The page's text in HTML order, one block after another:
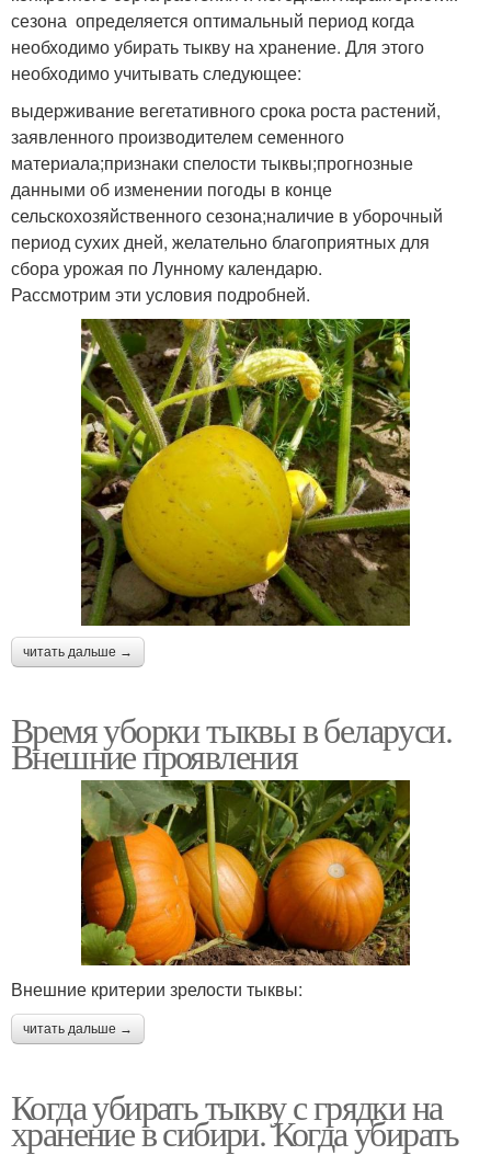
сезона определяется оптимальный период когда
необходимо убирать тыкву на хранение. Для этого
необходимо учитывать следующее:
выдерживание вегетативного срока роста растений,
заявленного производителем семенного
материала;признаки спелости тыквы;прогнозные
данными об изменении погоды в конце
сельскохозяйственного сезона;наличие в уборочный
период сухих дней, желательно благоприятных для
сбора урожая по Лунному календарю.
Рассмотрим эти условия подробней.
читать дальше →
Время уборки тыквы в беларуси.
Внешние проявления
Внешние критерии зрелости тыквы:
читать дальше →
Когда убирать тыкву с грядки на
хранение в сибири. Когда убирать